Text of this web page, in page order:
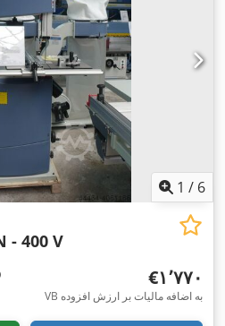
1 / 6
- 400 V
‎€۱٬۷۷۰
VB به اضافه مالیات بر ارزش افزوده